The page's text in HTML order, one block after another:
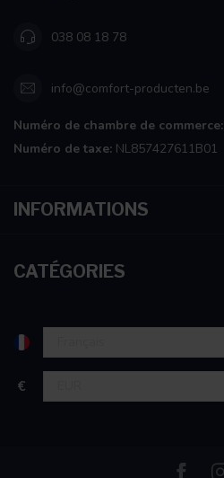
038 08 18 78
info@comfort-producten.be
Numéro de chambre de commerce:
Numéro de taxe: NL857427611B01
INFORMATIONS
CATÉGORIES
€